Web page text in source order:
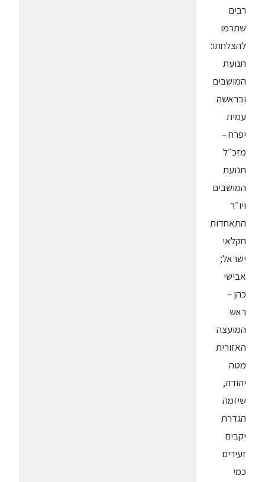
רבים
שתרמו
להצלחתו:
תנועת
המושבים
ובראשה
עמית
יפרח –
מזכ״ל
תנועת
המושבים
ויו״ר
התאחדות
חקלאי
ישראל;
אבישי
כהן –
ראש
המועצה
האזורית
מטה
יהודה,
שיזמה
הגדרת
יקבים
זעירים
כמי